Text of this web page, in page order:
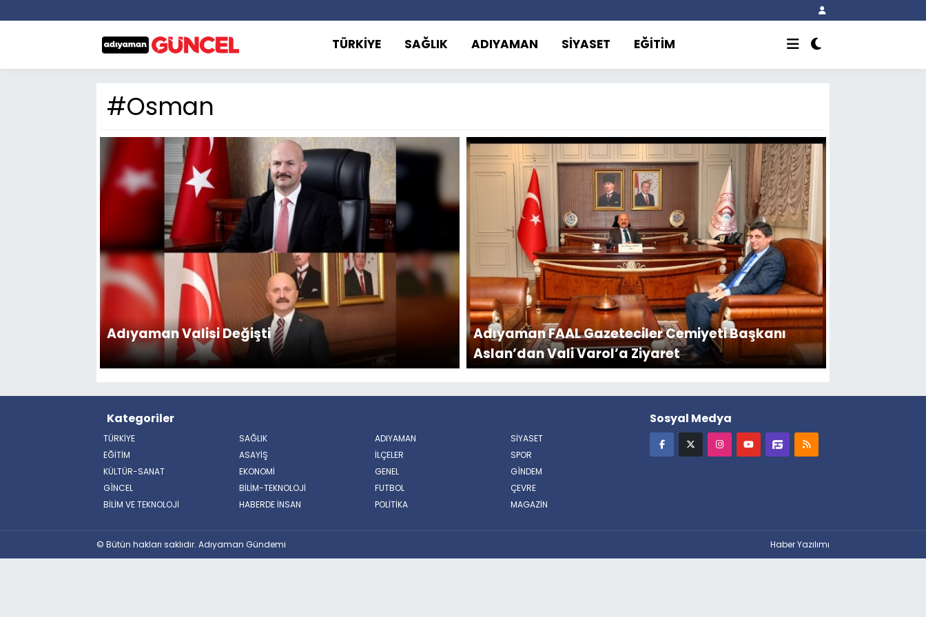
TÜRKİYE SAĞLIK ADIYAMAN SİYASET EĞİTİM
#Osman
Adıyaman Valisi Değişti
Adıyaman FAAL Gazeteciler Cemiyeti Başkanı
Aslan’dan Vali Varol’a Ziyaret
Kategoriler
TÜRKİYE SAĞLIK ADIYAMAN
SİYASET
EĞİTİM
ASAYİŞ İLÇELER
SPOR
KÜLTÜR-SANAT
EKONOMİ GENEL
GÌNDEM
GÌNCEL
BİLİM-TEKNOLOJİ FUTBOL
ÇEVRE
BİLİM VE TEKNOLOJİ
HABERDE İNSAN POLİTİKA MAGAZİN
Sosyal Medya
© Bütün hakları saklıdır. Adıyaman Gündemi Haber Yazılımı